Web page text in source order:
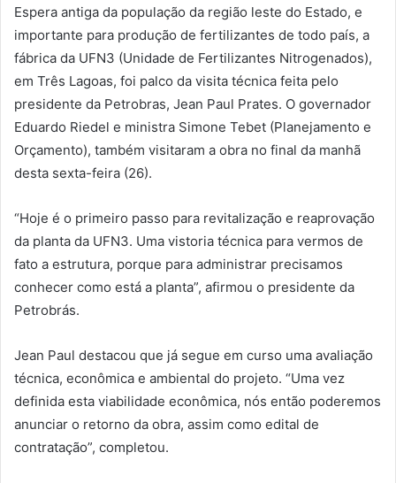
Espera antiga da população da região leste do Estado, e
importante para produção de fertilizantes de todo país, a
fábrica da UFN3 (Unidade de Fertilizantes Nitrogenados),
em Três Lagoas, foi palco da visita técnica feita pelo
presidente da Petrobras, Jean Paul Prates. O governador
Eduardo Riedel e ministra Simone Tebet (Planejamento e
Orçamento), também visitaram a obra no final da manhã
desta sexta-feira (26).
“Hoje é o primeiro passo para revitalização e reaprovação
da planta da UFN3. Uma vistoria técnica para vermos de
fato a estrutura, porque para administrar precisamos
conhecer como está a planta”, afirmou o presidente da
Petrobrás.
Jean Paul destacou que já segue em curso uma avaliação
técnica, econômica e ambiental do projeto. “Uma vez
definida esta viabilidade econômica, nós então poderemos
anunciar o retorno da obra, assim como edital de
contratação”, completou.